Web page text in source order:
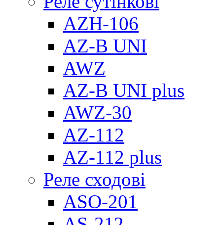
AZH-106
AZ-B UNI
AWZ
AZ-B UNI plus
AWZ-30
AZ-112
AZ-112 plus
Реле сходові
ASO-201